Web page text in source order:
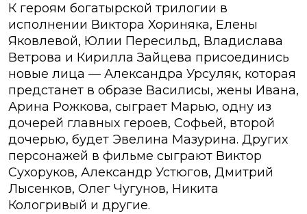
К героям богатырской трилогии в
исполнении Виктора Хориняка, Елены
Яковлевой, Юлии Пересильд, Владислава
Ветрова и Кирилла Зайцева присоединись
новые лица — Александра Урсуляк, которая
предстанет в образе Василисы, жены Ивана,
Арина Рожкова, сыграет Марью, одну из
дочерей главных героев, Софьей, второй
дочерью, будет Эвелина Мазурина. Других
персонажей в фильме сыграют Виктор
Сухоруков, Александр Устюгов, Дмитрий
Лысенков, Олег Чугунов, Никита
Кологривый и другие.